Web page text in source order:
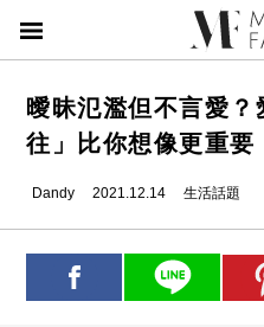
曖昧氾濫但不言愛
往」比你想像更重要
Dandy 2021.12.14 生活話題